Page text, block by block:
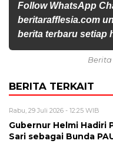
Follow WhatsApp
beritarafflesia.com
berita terbaru setiap
BERITA TERKAIT
Rabu, 29 Juli 2026 - 12:25 WIB
Gubernur Helmi Hadiri
Sari sebagai Bunda